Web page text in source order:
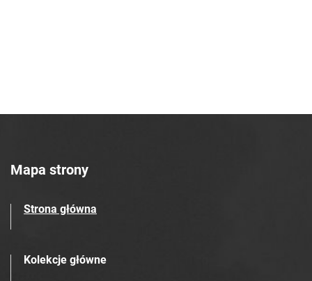
Mapa strony
Strona główna
Kolekcje główne